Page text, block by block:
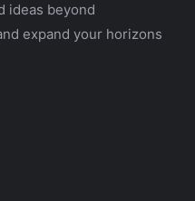
ideas beyond
expand your horizons